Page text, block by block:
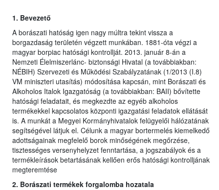
1. Bevezető
A borászati hatóság igen nagy múltra tekint vissza a
borgazdaság területén végzett munkában. 1881-óta végzi a
magyar borpiac hatósági kontrollját. 2013. január 8-án a
Nemzeti Élelmiszerlánc- biztonsági Hivatal (a továbbiakban:
NÉBIH) Szervezeti és Működési Szabályzatának (1/2013 (I.8)
VM miniszteri utasítás) módosítása kapcsán, mint Borászati és
Alkoholos Italok Igazgatóság (a továbbiakban: BAII) bővítette
hatósági feladatait, és megkezdte az egyéb alkoholos
termékekkel kapcsolatos központi igazgatási feladatok ellátását
is. A munkát a Megyei Kormányhivatalok felügyelői hálózatának
segítségével látjuk el. Célunk a magyar bortermelés kiemelkedő
adottságainak megfelelő borok minőségének megőrzése,
tisztességes versenyhelyzet fenntartása, a jogszabályok és a
termékleírások betartásának kellően erős hatósági kontrolljának
megteremtése
2. Borászati termékek forgalomba hozatala